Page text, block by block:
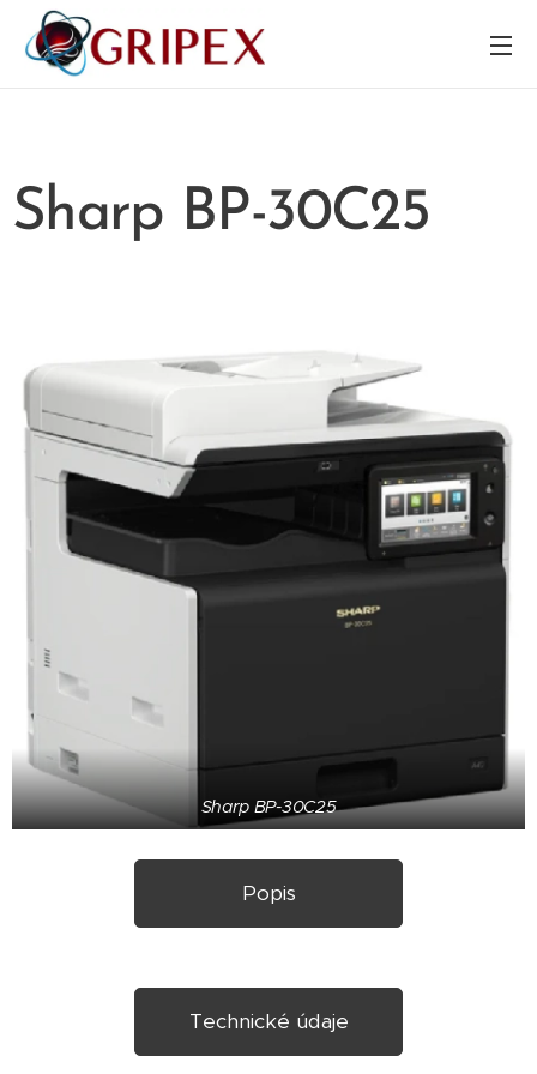
Sharp BP-30C25
Sharp BP-30C25
Popis
Technické údaje